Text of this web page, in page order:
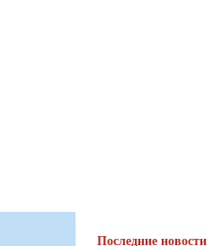
Последние новости